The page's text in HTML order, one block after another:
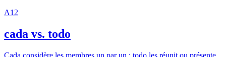
A1 2
cada vs. todo
Cada considère les membres un par un ; todo les réunit ou présente